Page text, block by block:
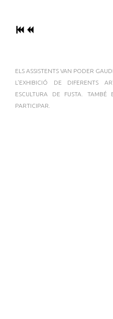
ELS ASSISTENTS VAN PODER
L'EXHIBICIÓ DE DIFERENTS
ESCULTURA DE FUSTA.
PARTICIPAR.